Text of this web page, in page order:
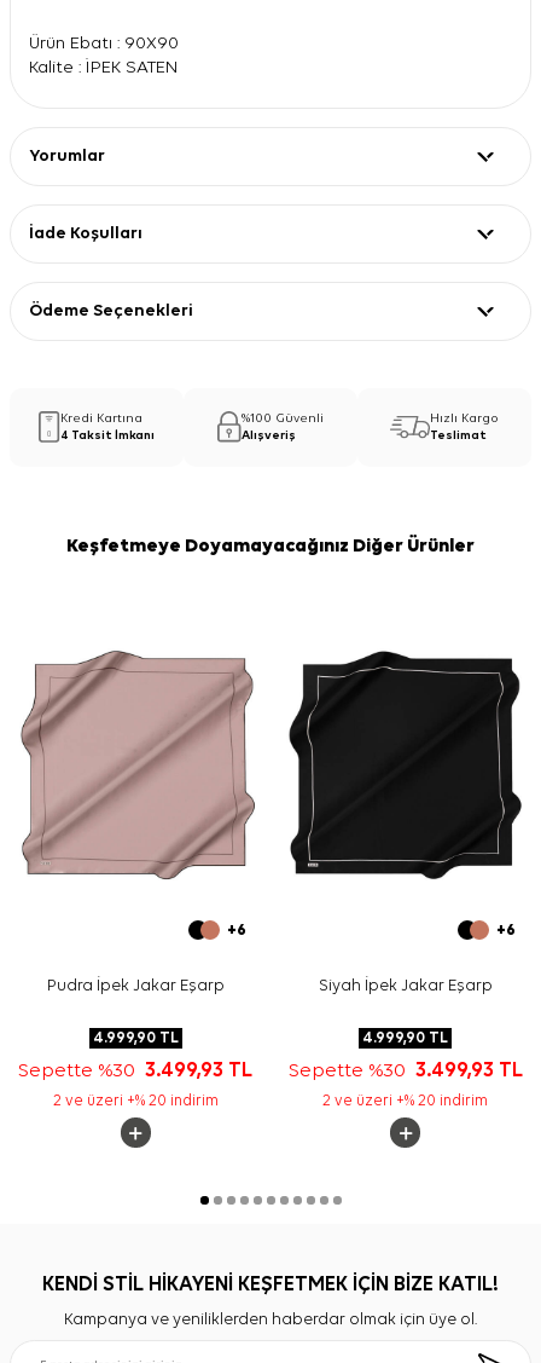
Ürün Ebatı : 90X90
Kalite : İPEK SATEN
Yorumlar
İade Koşulları
Ödeme Seçenekleri
Kredi Kartına
4 Taksit İmkanı
%100 Güvenli
Alışveriş
Hızlı Kargo
Teslimat
Keşfetmeye Doyamayacağınız Diğer Ürünler
+6
Pudra İpek Jakar Eşarp
4.999,90TL
Sepette %303.499,93 TL
2 ve üzeri +% 20 indirim
+6
Siyah İpek Jakar Eşarp
4.999,90 TL
Sepette %30 3.499,93 TL
2 ve üzeri +% 20 indirim
KENDİ STİL HİKAYENİ KEŞFETMEK İÇİN BİZE KATIL!
Kampanya ve yeniliklerden haberdar olmak için üye ol.